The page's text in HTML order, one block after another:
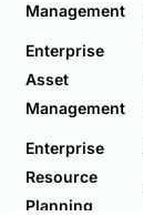
Management
Enterprise
Asset
Management
Enterprise
Resource
Planning